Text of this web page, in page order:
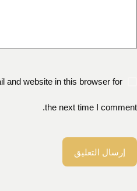
and website in this browser for
the next time I comment.
إرسال التعليق